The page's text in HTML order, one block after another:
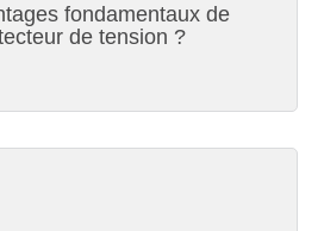
fondamentaux de
de tension ?